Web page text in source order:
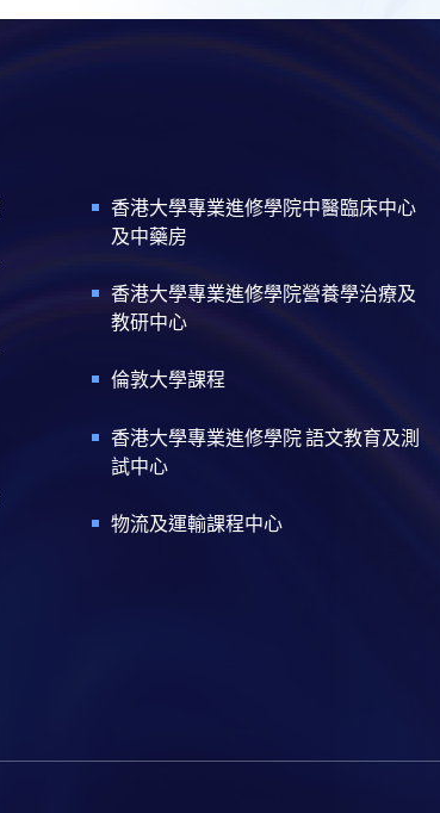
香港大學專業進修學院中醫臨床中心
及中藥房
香港大學專業進修學院營養學治療及
教研中心
倫敦大學課程
香港大學專業進修學院 語文教育及測
試中心
物流及運輸課程中心